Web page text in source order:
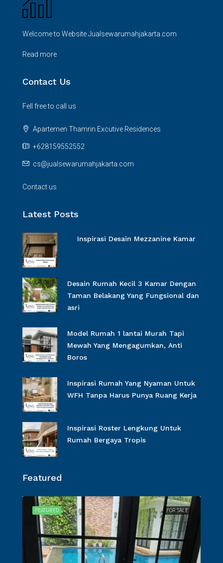
Welcome to Website Jualsewarumahjakarta.com
Read more
Contact Us
Fell free to call us
Apartemen Thamrin Excutive Residences
+628159552552
cs@jualsewarumahjakarta.com
Contact us
Latest Posts
Inspirasi Desain Mezzanine Kamar
Desain Rumah Kecil 3 Kamar Dengan
Taman Belakang Yang Fungsional dan
asri
Model Rumah 1 lantai Murah Tapi
Mewah Yang Mengagumkan, Anti
Boros
Inspirasi Rumah Yang Nyaman Untuk
WFH Tanpa Harus Punya Ruang Kerja
Inspirasi Roster Lengkung Untuk
Rumah Bergaya Tropis
Featured
FOR SALE
FEATURED